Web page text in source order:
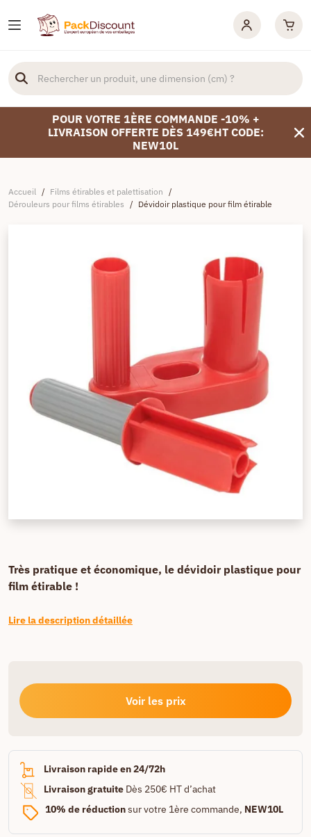
POUR VOTRE 1ÈRE COMMANDE -10% +
LIVRAISON OFFERTE DÈS 149€HT CODE:
NEW10L
Accueil / Films étirables et palettisation /
Dérouleurs pour films étirables / Dévidoir plastique pour film étirable
Très pratique et économique, le dévidoir plastique pour
film étirable !
Lire la description détaillée
Voir les prix
Livraison rapide en 24/72h
Livraison gratuite Dès 250€ HT d’achat
10% de réductionsur votre 1ère commande, NEW10L